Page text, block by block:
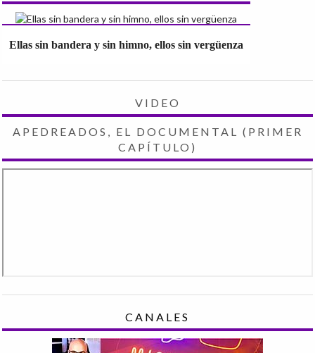
Ellas sin bandera y sin himno, ellos sin vergüenza
VIDEO
APEDREADOS, EL DOCUMENTAL (PRIMER
CAPÍTULO)
CANALES